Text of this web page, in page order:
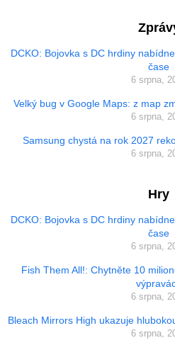
DCKO: Bojovka s DC hrdiny
čase
6 srpna,
Velký bug v Google Maps: z map
6 srpna,
Samsung chystá na rok 2027
6 srpna,
Hry
DCKO: Bojovka s DC hrdiny
čase
6 srpna,
Fish Them All!: Chytněte 10
6 srpna,
Bleach Mirrors High ukazuje
6 srpna,